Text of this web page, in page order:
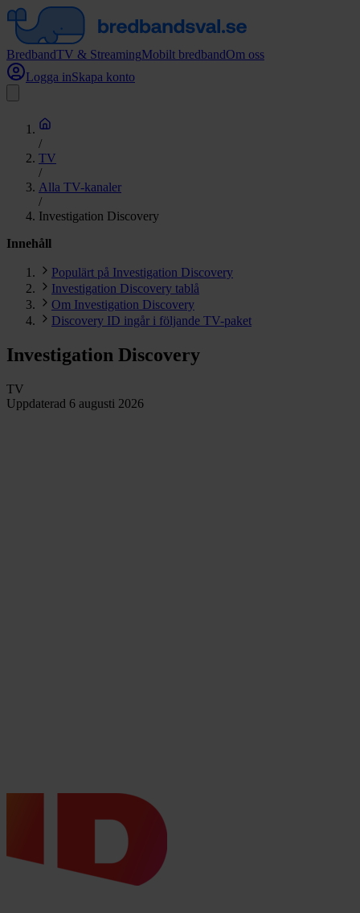
BredbandTV & StreamingMobilt bredbandOm oss
Logga inSkapa konto
/
TV
/
Alla TV-kanaler
/
Investigation Discovery
Innehåll
Populärt på Investigation Discovery
Investigation Discovery tablå
Om Investigation Discovery
Discovery ID ingår i följande TV-paket
Investigation Discovery
TV
Uppdaterad 6 augusti 2026